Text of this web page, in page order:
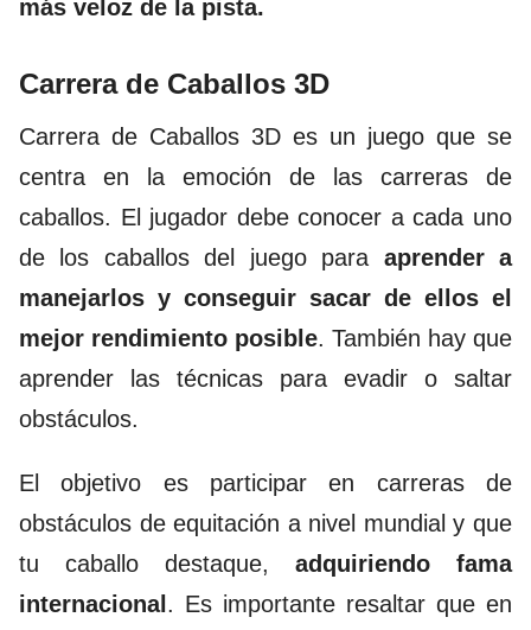
más veloz de la pista.
Carrera de Caballos 3D
Carrera de Caballos 3D es un juego que se
centra en la emoción de las carreras de
caballos. El jugador debe conocer a cada uno
de los caballos del juego para aprender a
manejarlos y conseguir sacar de ellos el
mejor rendimiento posible. También hay que
aprender las técnicas para evadir o saltar
obstáculos.
El objetivo es participar en carreras de
obstáculos de equitación a nivel mundial y que
tu caballo destaque, adquiriendo fama
internacional . Es importante resaltar que en